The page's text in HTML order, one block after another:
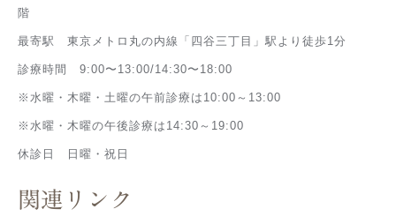
階
最寄駅 東京メトロ丸の内線「四谷三丁目」駅より徒歩1分
診療時間 9:00〜13:00/14:30〜18:00
※水曜・木曜・土曜の午前診療は10:00～13:00
※水曜・木曜の午後診療は14:30～19:00
休診日 日曜・祝日
関連リンク